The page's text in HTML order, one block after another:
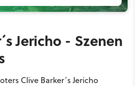
Jericho - Szenen
Clive Barker´s Jericho